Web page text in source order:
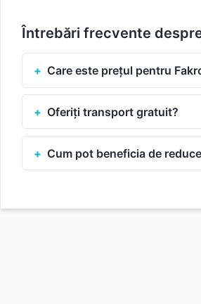
Întrebări frecvente
Care este prețul pentru
Oferiți transport gratuit?
Cum pot beneficia de